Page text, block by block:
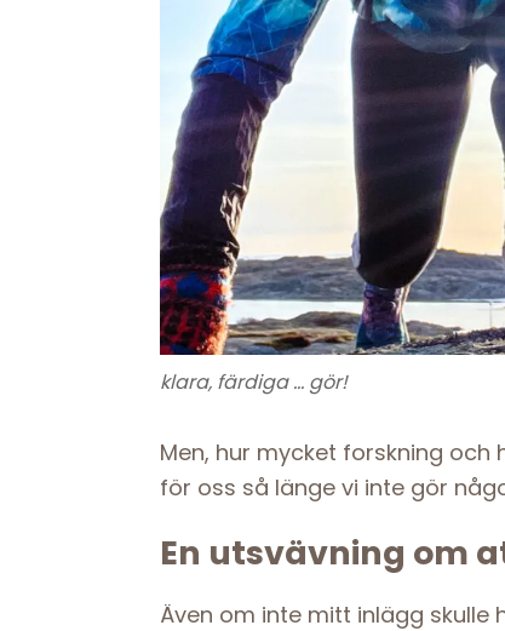
klara, färdiga … gör!
Men, hur mycket forskning och
för oss så länge vi inte gör
En utsvävning om
Även om inte mitt inlägg skulle